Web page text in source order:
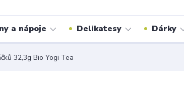
a nápoje Delikatesy Dárky
32,3g Bio Yogi Tea